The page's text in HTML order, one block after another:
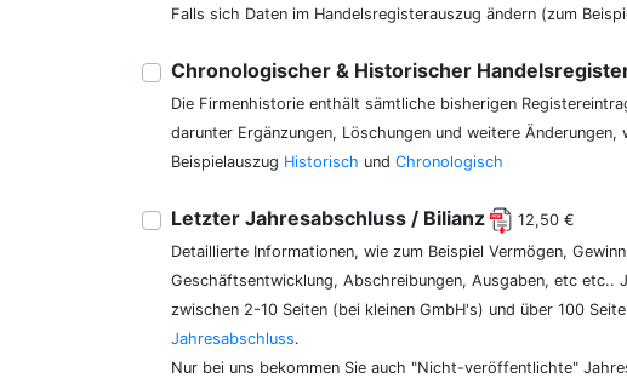
Falls sich Daten im Handelsregisterauszug ändern (zum
Chronologischer & Historischer
Die Firmenhistorie enthält sämtliche bisherigen
darunter Ergänzungen, Löschungen und weitere
Beispielauszug Historisch und Chronologisch
Letzter Jahresabschluss / Bilianz
12,50 €
Detaillierte Informationen, wie zum Beispiel Vermögen,
Geschäftsentwicklung, Abschreibungen, Ausgaben, etc etc..
zwischen 2-10 Seiten (bei kleinen GmbH's) und über 100
Jahresabschluss.
Nur bei uns bekommen Sie auch "Nicht-veröffentlichte"